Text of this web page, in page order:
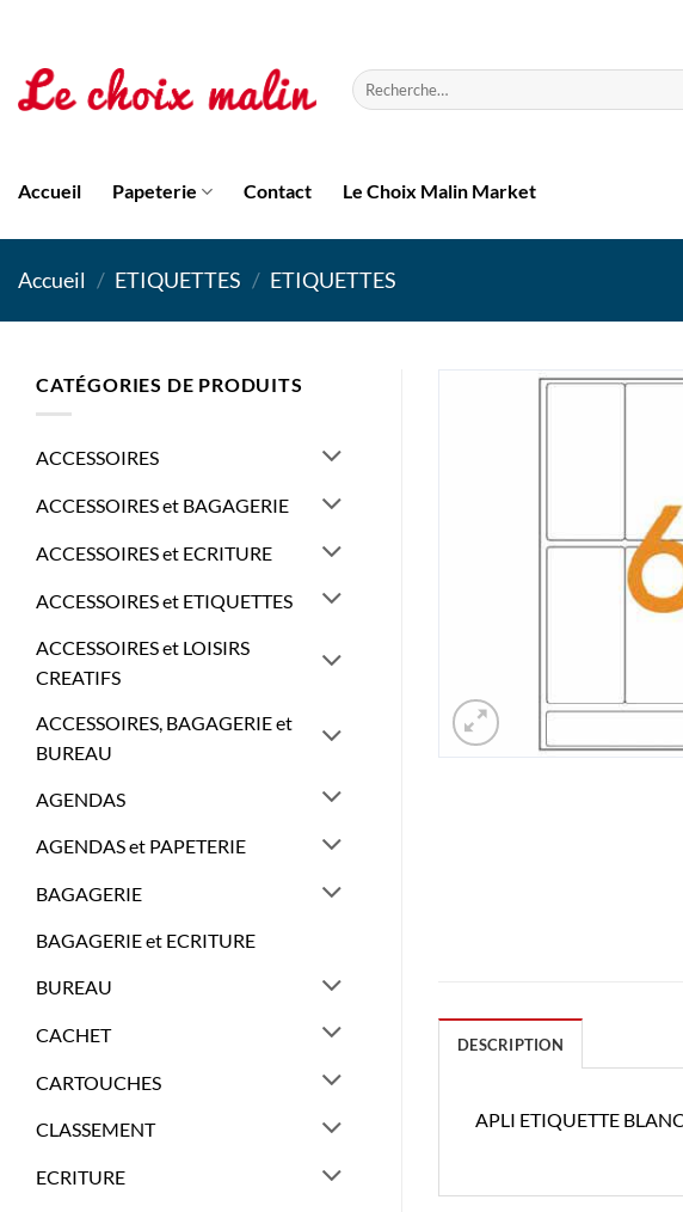
contenu
Recherche
pour :
Accueil Papeterie Contact Le Choix Malin Market
Accueil / ETIQUETTES / ETIQUETTES
CATÉGORIES DE PRODUITS
ACCESSOIRES
ACCESSOIRES et BAGAGERIE
ACCESSOIRES et ECRITURE
ACCESSOIRES et ETIQUETTES
ACCESSOIRES et LOISIRS
CREATIFS
ACCESSOIRES, BAGAGERIE et
BUREAU
AGENDAS
AGENDAS et PAPETERIE
BAGAGERIE
BAGAGERIE et ECRITURE
BUREAU
CACHET
CARTOUCHES
CLASSEMENT
ECRITURE
DESCRIPTION
APLI ETIQUETTE